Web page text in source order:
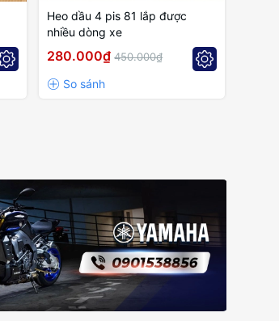
Heo dầu 4 pis 81 lắp được
nhiều dòng xe
280.000₫ 450.000₫